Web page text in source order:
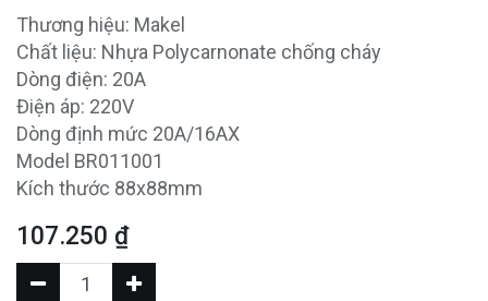
Thương hiệu: Makel
Chất liệu: Nhựa Polycarnonate chống cháy
Dòng điện: 20A
Điện áp: 220V
Dòng định mức 20A/16AX
Model BR011001
Kích thước 88x88mm
107.250 ₫